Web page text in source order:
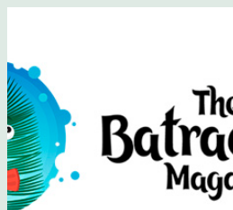
The
Батрахоспермум